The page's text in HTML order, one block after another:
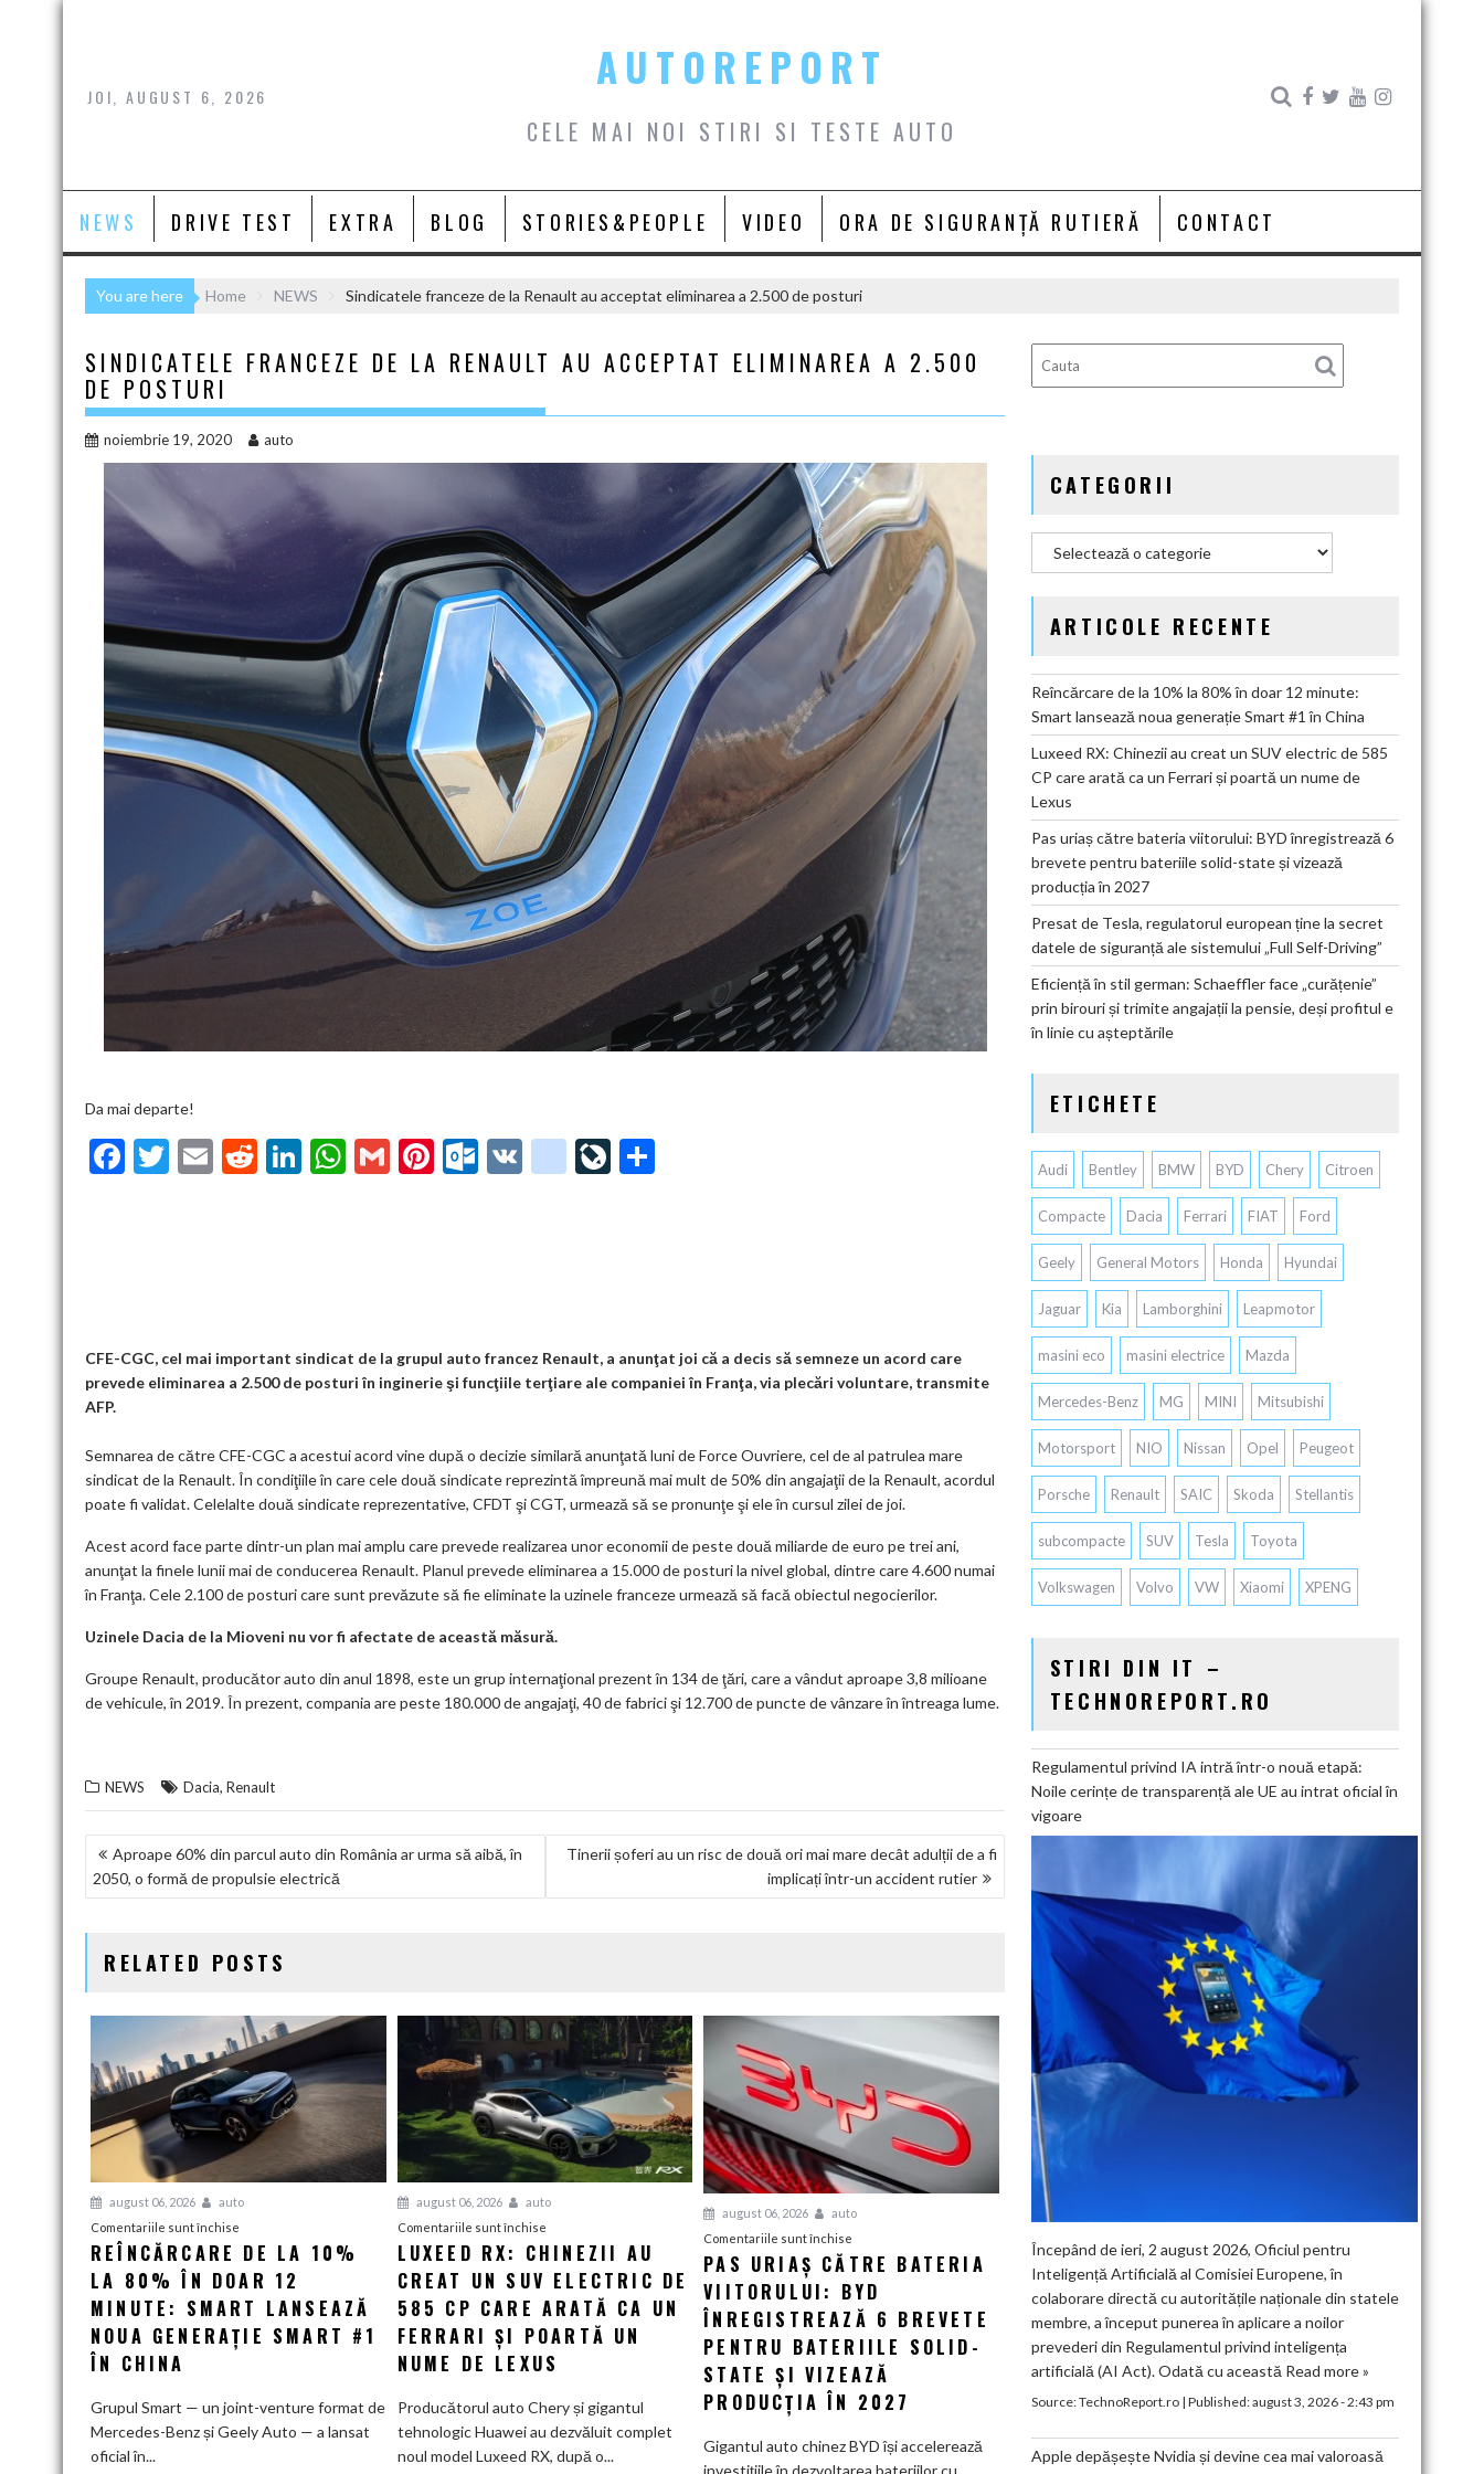
Skip
JOI, AUGUST 6, 2026
AUTOREPORT
CELE MAI NOI STIRI SI TESTE AUTO
NEWS DRIVE TEST EXTRA BLOG STORIES&PEOPLE VIDEO ORA DE SIGURANȚĂ RUTIERĂ CONTACT
You are here Home NEWS Sindicatele franceze de la Renault au acceptat eliminarea a 2.500 de posturi
SINDICATELE FRANCEZE DE LA RENAULT AU ACCEPTAT ELIMINAREA A 2.500
DE POSTURI
noiembrie 19, 2020 auto
Da mai departe!
F
k
T
E
R
Li W
p
G
Pi O
m
V
g
o
o
k
m
ar
ks
Li
CFE-CGC, cel mai important sindicat de la grupul auto francez Renault, a anunţat joi că a decis să semneze un acord care
prevede eliminarea a 2.500 de posturi în inginerie şi funcţiile terţiare ale companiei în Franţa, via plecări voluntare, transmite
AFP.
Semnarea de către CFE-CGC a acestui acord vine după o decizie similară anunţată luni de Force Ouvriere, cel de al patrulea mare
sindicat de la Renault. În condiţiile în care cele două sindicate reprezintă împreună mai mult de 50% din angajaţii de la Renault, acordul
poate fi validat. Celelalte două sindicate reprezentative, CFDT şi CGT, urmează să se pronunţe şi ele în cursul zilei de joi.
Acest acord face parte dintr-un plan mai amplu care prevede realizarea unor economii de peste două miliarde de euro pe trei ani,
anunţat la finele lunii mai de conducerea Renault. Planul prevede eliminarea a 15.000 de posturi la nivel global, dintre care 4.600 numai
în Franţa. Cele 2.100 de posturi care sunt prevăzute să fie eliminate la uzinele franceze urmează să facă obiectul negocierilor.
Uzinele Dacia de la Mioveni nu vor fi afectate de această măsură.
Groupe Renault, producător auto din anul 1898, este un grup internaţional prezent în 134 de ţări, care a vândut aproape 3,8 milioane
de vehicule, în 2019. În prezent, compania are peste 180.000 de angajaţi, 40 de fabrici şi 12.700 de puncte de vânzare în întreaga lume.
NEWS Dacia, Renault
NAVIGARE
ÎN
Aproape 60% din parcul auto din România ar urma să aibă, în
2050, o formă de propulsie electrică
Tinerii șoferi au un risc de două ori mai mare decât adulții de a fi
implicați într-un accident rutier
RELATED POSTS
august 06, 2026
auto
Comentariile sunt închise
Reîncărcare
de
la
la
REÎNCĂRCARE DE LA 10%
LA 80% ÎN DOAR 12
MINUTE: SMART LANSEAZĂ
NOUA GENERAȚIE SMART #1
ÎN CHINA
Grupul Smart — un joint-venture format de
Mercedes-Benz și Geely Auto — a lansat
oficial în...
august 06, 2026
auto
Comentariile sunt închisepentru
Luxeed
RX:
Chinezii
creat
un
electric
585
LUXEED RX: CHINEZII AU
CREAT UN SUV ELECTRIC DE
585 CP CARE ARATĂ CA UN
FERRARI ȘI POARTĂ UN
NUME DE LEXUS
Producătorul auto Chery și gigantul
tehnologic Huawei au dezvăluit complet
noul model Luxeed RX, după o...
august 06, 2026
auto
Comentariile sunt închise
Pas
uriaș
către
viitorului:
BYD
înregistrează
brevete
PAS URIAȘ CĂTRE BATERIA
VIITORULUI: BYD
ÎNREGISTREAZĂ 6 BREVETE
PENTRU BATERIILE SOLID-
STATE ȘI VIZEAZĂ
PRODUCȚIA ÎN 2027
Gigantul auto chinez BYD își accelerează
CATEGORII
ARTICOLE RECENTE
Reîncărcare de la 10% la 80% în doar 12 minute:
Smart lansează noua generație Smart #1 în China
Luxeed RX: Chinezii au creat un SUV electric de 585
CP care arată ca un Ferrari și poartă un nume de
Lexus
Pas uriaș către bateria viitorului: BYD înregistrează 6
brevete pentru bateriile solid-state și vizează
producția în 2027
Presat de Tesla, regulatorul european ține la secret
datele de siguranță ale sistemului „Full Self-Driving”
Eficiență în stil german: Schaeffler face „curățenie”
prin birouri și trimite angajații la pensie, deși profitul e
în linie cu așteptările
ETICHETE
Audi Bentley BMW BYD Chery Citroen
Compacte Dacia Ferrari FIAT Ford
Geely General Motors Honda Hyundai
Jaguar Kia Lamborghini Leapmotor
masini eco masini electrice Mazda
Mercedes-Benz MG MINI Mitsubishi
Motorsport NIO Nissan Opel Peugeot
Porsche Renault SAIC Skoda Stellantis
subcompacte SUV Tesla Toyota
Volkswagen Volvo VW Xiaomi XPENG
STIRI DIN IT –
TECHNOREPORT.RO
Regulamentul privind IA intră într-o nouă etapă:
Noile cerințe de transparență ale UE au intrat oficial în
vigoare
Începând de ieri, 2 august 2026, Oficiul pentru
Inteligență Artificială al Comisiei Europene, în
colaborare directă cu autoritățile naționale din statele
membre, a început punerea în aplicare a noilor
prevederi din Regulamentul privind inteligența
artificială (AI Act). Odată cu această Read more »
Source:TechnoReport.ro| Published:august 3, 2026 - 2:43 pm
Apple depășește Nvidia și devine cea mai valoroasă